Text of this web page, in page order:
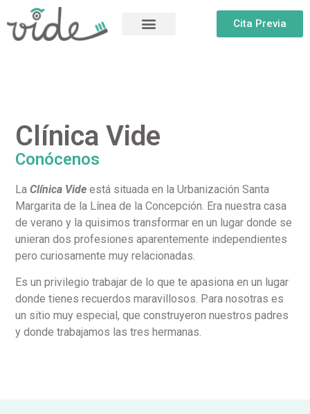
Cita Previa
Clínica Vide
Conócenos
LaClínica Vide está situada en la Urbanización Santa
Margarita de la Línea de la Concepción. Era nuestra casa
de verano y la quisimos transformar en un lugar donde se
unieran dos profesiones aparentemente independientes
pero curiosamente muy relacionadas.
Es un privilegio trabajar de lo que te apasiona en un lugar
donde tienes recuerdos maravillosos. Para nosotras es
un sitio muy especial, que construyeron nuestros padres
y donde trabajamos las tres hermanas.